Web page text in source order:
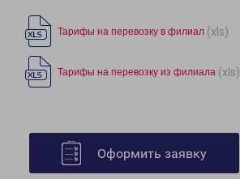
Тарифы на перевозку в филиал (xls)
Тарифы на перевозку из филиала (xls)
Оформить заявку